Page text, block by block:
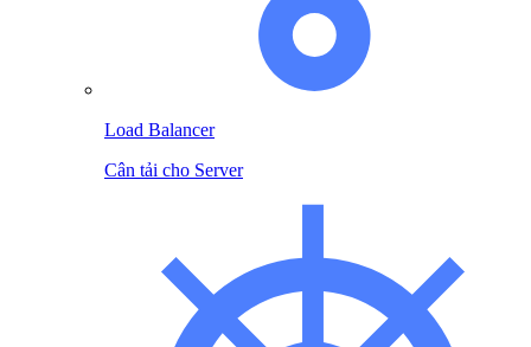
Load Balancer
Cân tải cho Server